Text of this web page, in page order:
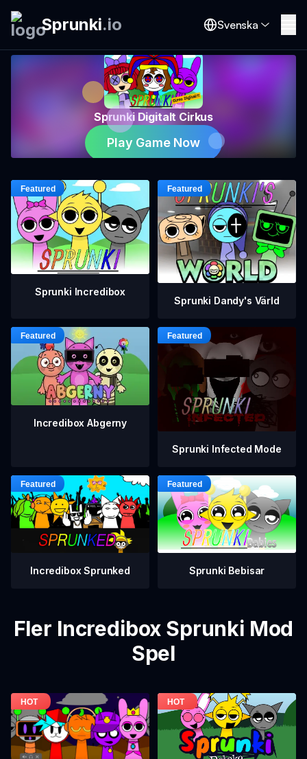
Sprunki.io Svenska
Sprunki Digitalt Cirkus
Play Game Now
Sprunki Incredibox
Sprunki Dandy's Värld
Incredibox Abgerny
Sprunki Infected Mode
Incredibox Sprunked Sprunki Bebisar
Fler Incredibox Sprunki Mod
Spel